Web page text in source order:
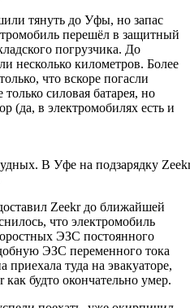
тянуть до Уфы, но запас
перешёл в защитный
погрузчика. До
несколько километров. Более
что вскоре погасли
силовая батарея, но
(да, в электромобилях есть и
В Уфе на подзарядку Zeekr
Zeekr до ближайшей
что электромобиль
ЭЗС постоянного
ЭЗС переменного тока
туда на эвакуаторе,
будто окончательно умер.